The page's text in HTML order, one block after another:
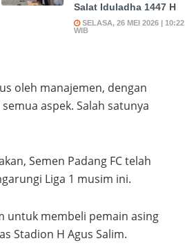
Salat Iduladha 1447 H
SELASA, 26 MEI 2026 | 10:22
WIB
oleh manajemen, dengan
aspek. Salah satunya
Semen Padang FC telah
Liga 1 musim ini.
untuk membeli pemain asing
Stadion H Agus Salim.